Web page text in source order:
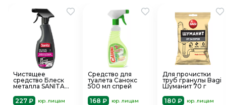
Чистящее
средство Блеск
металла SANITA
227 ₽
юр. лицам
Средство для
туалета Санокс
500 мл спрей
168 ₽
юр. лицам
Для прочистки
труб гранулы Bagi
Шуманит 70 г
180 ₽
юр. лицам